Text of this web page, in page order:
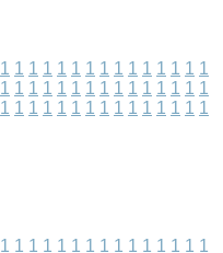
1 1 1 1 1 1 1 1 1 1 1 1 1 1 1
1 1 1 1 1 1 1 1 1 1 1 1 1 1 1
1 1 1 1 1 1 1 1 1 1 1 1 1 1 1
1 1 1 1 1 1 1 1 1 1 1 1 1 1 1